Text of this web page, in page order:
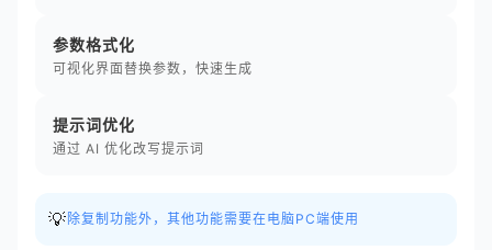
参数格式化
可视化界面替换参数，快速生成
提示词优化
通过 AI 优化改写提示词
💡 除复制功能外，其他功能需要在电脑PC端使用